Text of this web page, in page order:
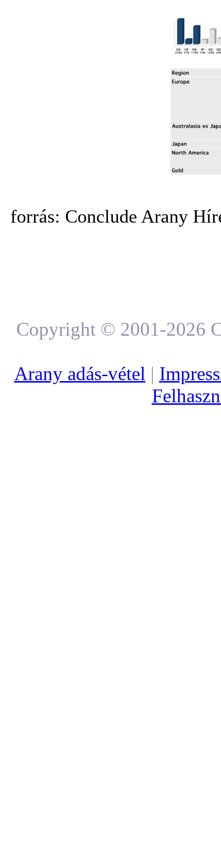
forrás: Conclude Arany
Copyright © 2001-2026
Arany adás-vétel |